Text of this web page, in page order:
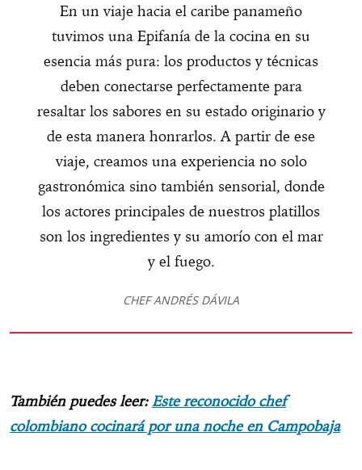
En un viaje hacia el caribe panameño
tuvimos una Epifanía de la cocina en su
esencia más pura: los productos y técnicas
deben conectarse perfectamente para
resaltar los sabores en su estado originario y
de esta manera honrarlos. A partir de ese
viaje, creamos una experiencia no solo
gastronómica sino también sensorial, donde
los actores principales de nuestros platillos
son los ingredientes y su amorío con el mar
y el fuego.
CHEF ANDRÉS DÁVILA
También puedes leer:Este reconocido chef
colombiano cocinará por una noche en Campobaja